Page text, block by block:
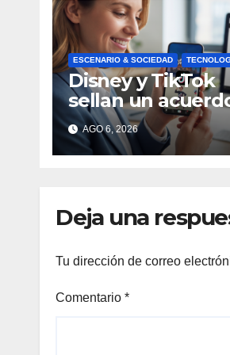
ESCENARIO & SOCIEDAD
Disney y TikTok
sellan un
para impulsar la
creación de
contenido oficial
AGO 6, 2026
Deja una
Tu dirección de correo
Comentario *